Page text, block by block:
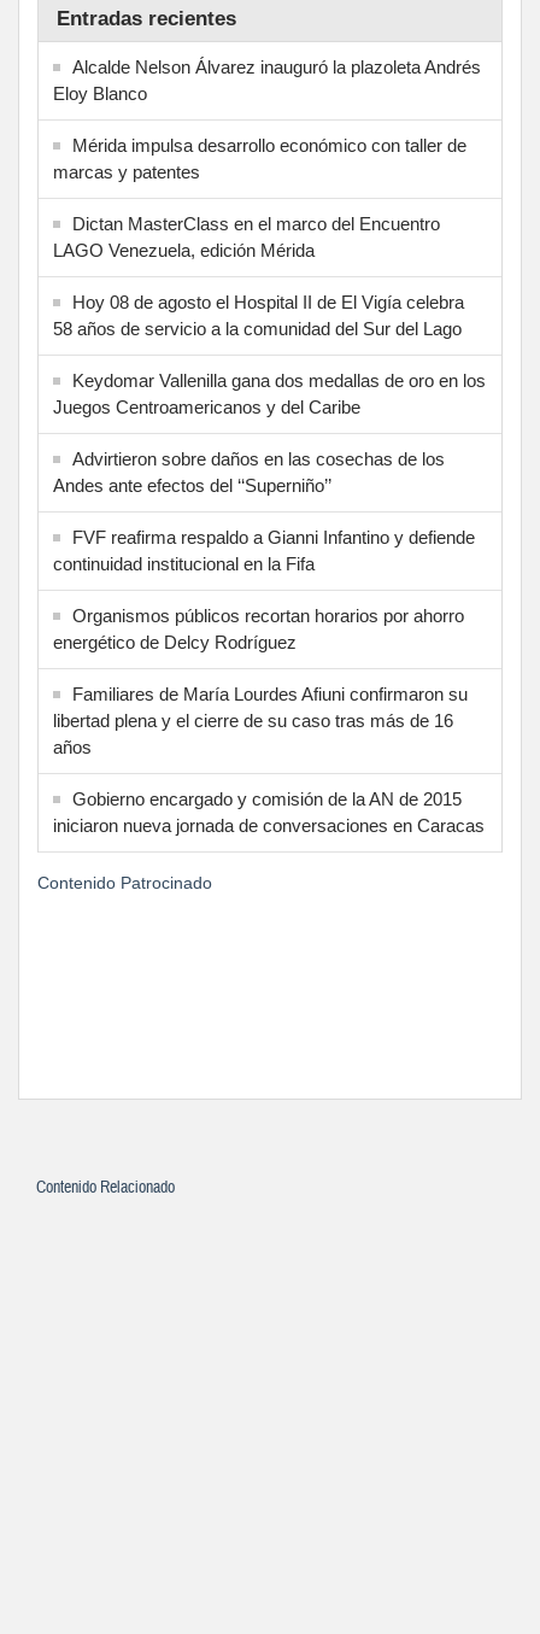
Entradas recientes
Alcalde Nelson Álvarez inauguró la plazoleta Andrés
Eloy Blanco
Mérida impulsa desarrollo económico con taller de
marcas y patentes
Dictan MasterClass en el marco del Encuentro
LAGO Venezuela, edición Mérida
Hoy 08 de agosto el Hospital II de El Vigía celebra
58 años de servicio a la comunidad del Sur del Lago
Keydomar Vallenilla gana dos medallas de oro en los
Juegos Centroamericanos y del Caribe
Advirtieron sobre daños en las cosechas de los
Andes ante efectos del ‘‘Superniño’’
FVF reafirma respaldo a Gianni Infantino y defiende
continuidad institucional en la Fifa
Organismos públicos recortan horarios por ahorro
energético de Delcy Rodríguez
Familiares de María Lourdes Afiuni confirmaron su
libertad plena y el cierre de su caso tras más de 16
años
Gobierno encargado y comisión de la AN de 2015
iniciaron nueva jornada de conversaciones en Caracas
Contenido Patrocinado
Contenido Relacionado